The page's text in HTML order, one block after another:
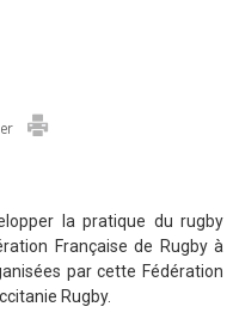
la pratique du rugby
Française de Rugby à
par cette Fédération
Rugby.